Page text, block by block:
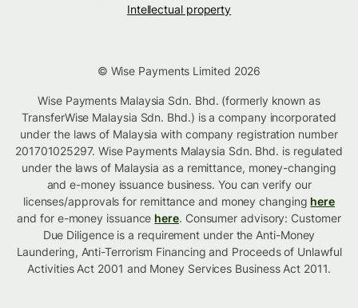
Intellectual property
© Wise Payments Limited 2026
Wise Payments Malaysia Sdn. Bhd. (formerly known as
TransferWise Malaysia Sdn. Bhd.) is a company incorporated
under the laws of Malaysia with company registration number
201701025297. Wise Payments Malaysia Sdn. Bhd. is regulated
under the laws of Malaysia as a remittance, money-changing
and e-money issuance business. You can verify our
licenses/approvals for remittance and money changing here
and for e-money issuance here. Consumer advisory: Customer
Due Diligence is a requirement under the Anti-Money
Laundering, Anti-Terrorism Financing and Proceeds of Unlawful
Activities Act 2001 and Money Services Business Act 2011.